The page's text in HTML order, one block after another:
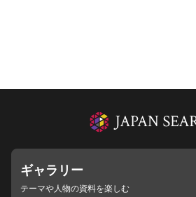
ギャラリー
テーマや人物の資料を楽しむ